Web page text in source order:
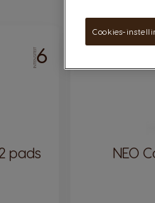
INTENSITEIT6
pads NEO
Cookies-